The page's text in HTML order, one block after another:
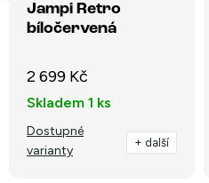
Jampi Retro
bíločervená
2 699 Kč
Skladem 1 ks
Dostupné
varianty
+ další